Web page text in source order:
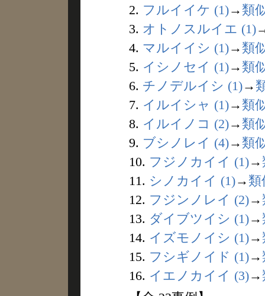
2. フルイイケ (1)→ 類
3. オトノスルイエ (1)
4. マルイイシ (1)→ 類
5. イシノセイ (1)→ 類
6. チノデルイシ (1)→
7. イルイシャ (1)→ 類
8. イルイノコ (2)→ 類
9. ブシノレイ (4)→ 類
10. フジノカイイ (1)→
11. シノカイイ (1)→ 類
12. フジンノレイ (2)→
13. ダイブツイシ (1)→
14. イズモノイシ (1)→
15. フシギノイド (1)→
16. イエノカイイ (3)→